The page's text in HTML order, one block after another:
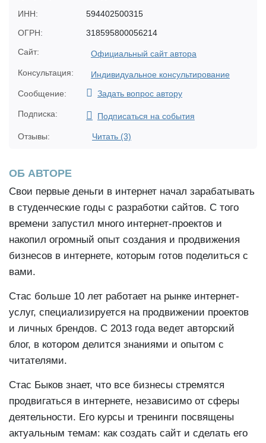
ИНН:
594402500315
ОГРН:
318595800056214
Сайт:
Официальный сайт автора
Консультация:
Индивидуальное консультирование
Сообщение:
Задать вопрос автору
Подписка: Подписаться на события
Отзывы: Читать (3)
ОБ АВТОРЕ
Свои первые деньги в интернет начал зарабатывать
в студенческие годы с разработки сайтов. С того
времени запустил много интернет-проектов и
накопил огромный опыт создания и продвижения
бизнесов в интернете, которым готов поделиться с
вами.
Стас больше 10 лет работает на рынке интернет-
услуг, специализируется на продвижении проектов
и личных брендов. С 2013 года ведет авторский
блог, в котором делится знаниями и опытом с
читателями.
Стас Быков знает, что все бизнесы стремятся
продвигаться в интернете, независимо от сферы
деятельности. Его курсы и тренинги посвящены
актуальным темам: как создать сайт и сделать его